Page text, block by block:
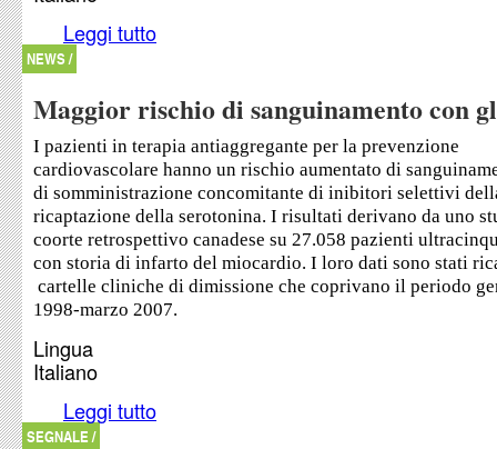
Leggi tutto
NEWS /
Maggior rischio di sanguinamento con
I pazienti in terapia antiaggregante per la prevenzione
cardiovascolare hanno un rischio aumentato di
di somministrazione concomitante di inibitori selettivi
ricaptazione della serotonina. I risultati derivano da uno
coorte retrospettivo canadese su 27.058 pazienti
con storia di infarto del miocardio. I loro dati sono stati
cartelle cliniche di dimissione che coprivano il periodo
1998-marzo 2007.
Lingua
Italiano
Leggi tutto
SEGNALE /